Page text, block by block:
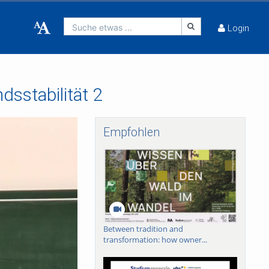
Suche etwas ... Login
2
Empfohlen
Between tradition and
transformation: how owner...